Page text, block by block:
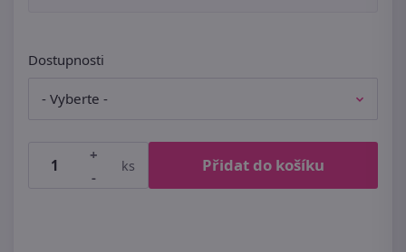
Dostupnosti
+
-
ks Přidat do košíku